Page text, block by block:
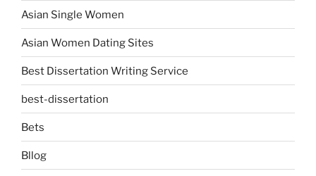
Asian Single Women
Asian Women Dating Sites
Best Dissertation Writing Service
best-dissertation
Bets
Bllog